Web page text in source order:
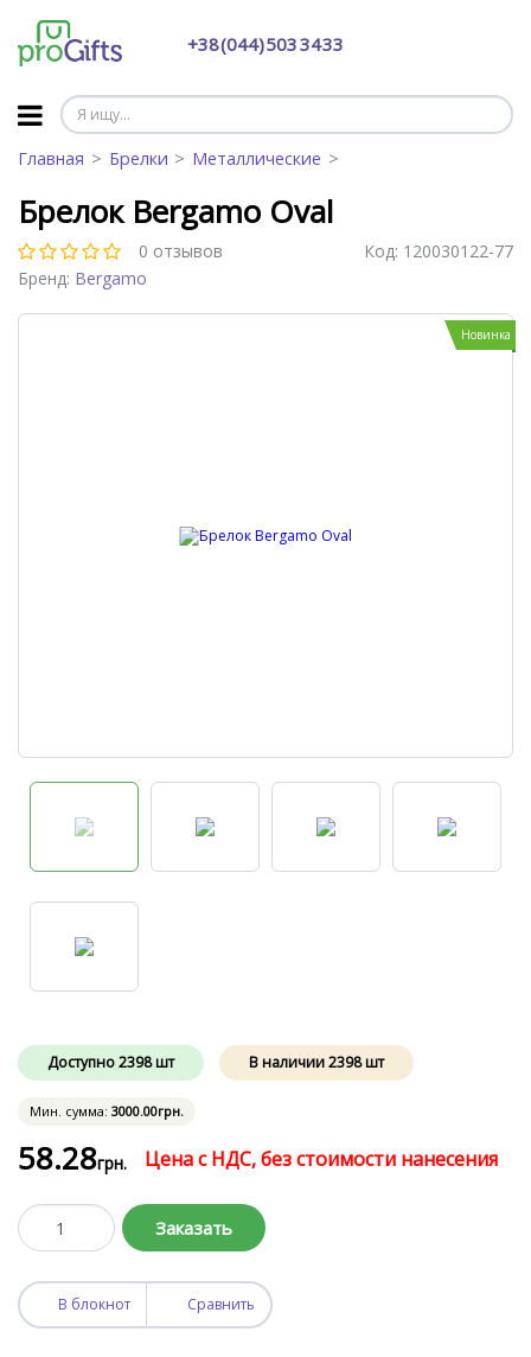
+38 (044) 503 34 33
Главная Брелки Металлические
Брелок Bergamo Oval
0 отзывов
Бренд: Bergamo
Код: 120030122-77
Новинка
Доступно2398 шт В наличии2398шт
Мин. сумма: 3000.00грн.
58.28грн. Цена с НДС, без стоимости нанесения
Заказать
В блокнот Сравнить